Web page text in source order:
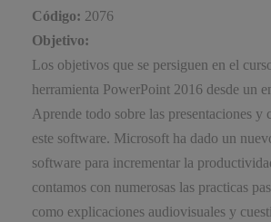
Código: 2076
Objetivo:
Los objetivos que se persiguen en el
herramienta PowerPoint 2016 desde un
Aprende todo sobre las presentaciones y
este software. Microsoft ha dado un
software para incrementar la
contamos con numerosas las practicas
como explicaciones audiovisuales y